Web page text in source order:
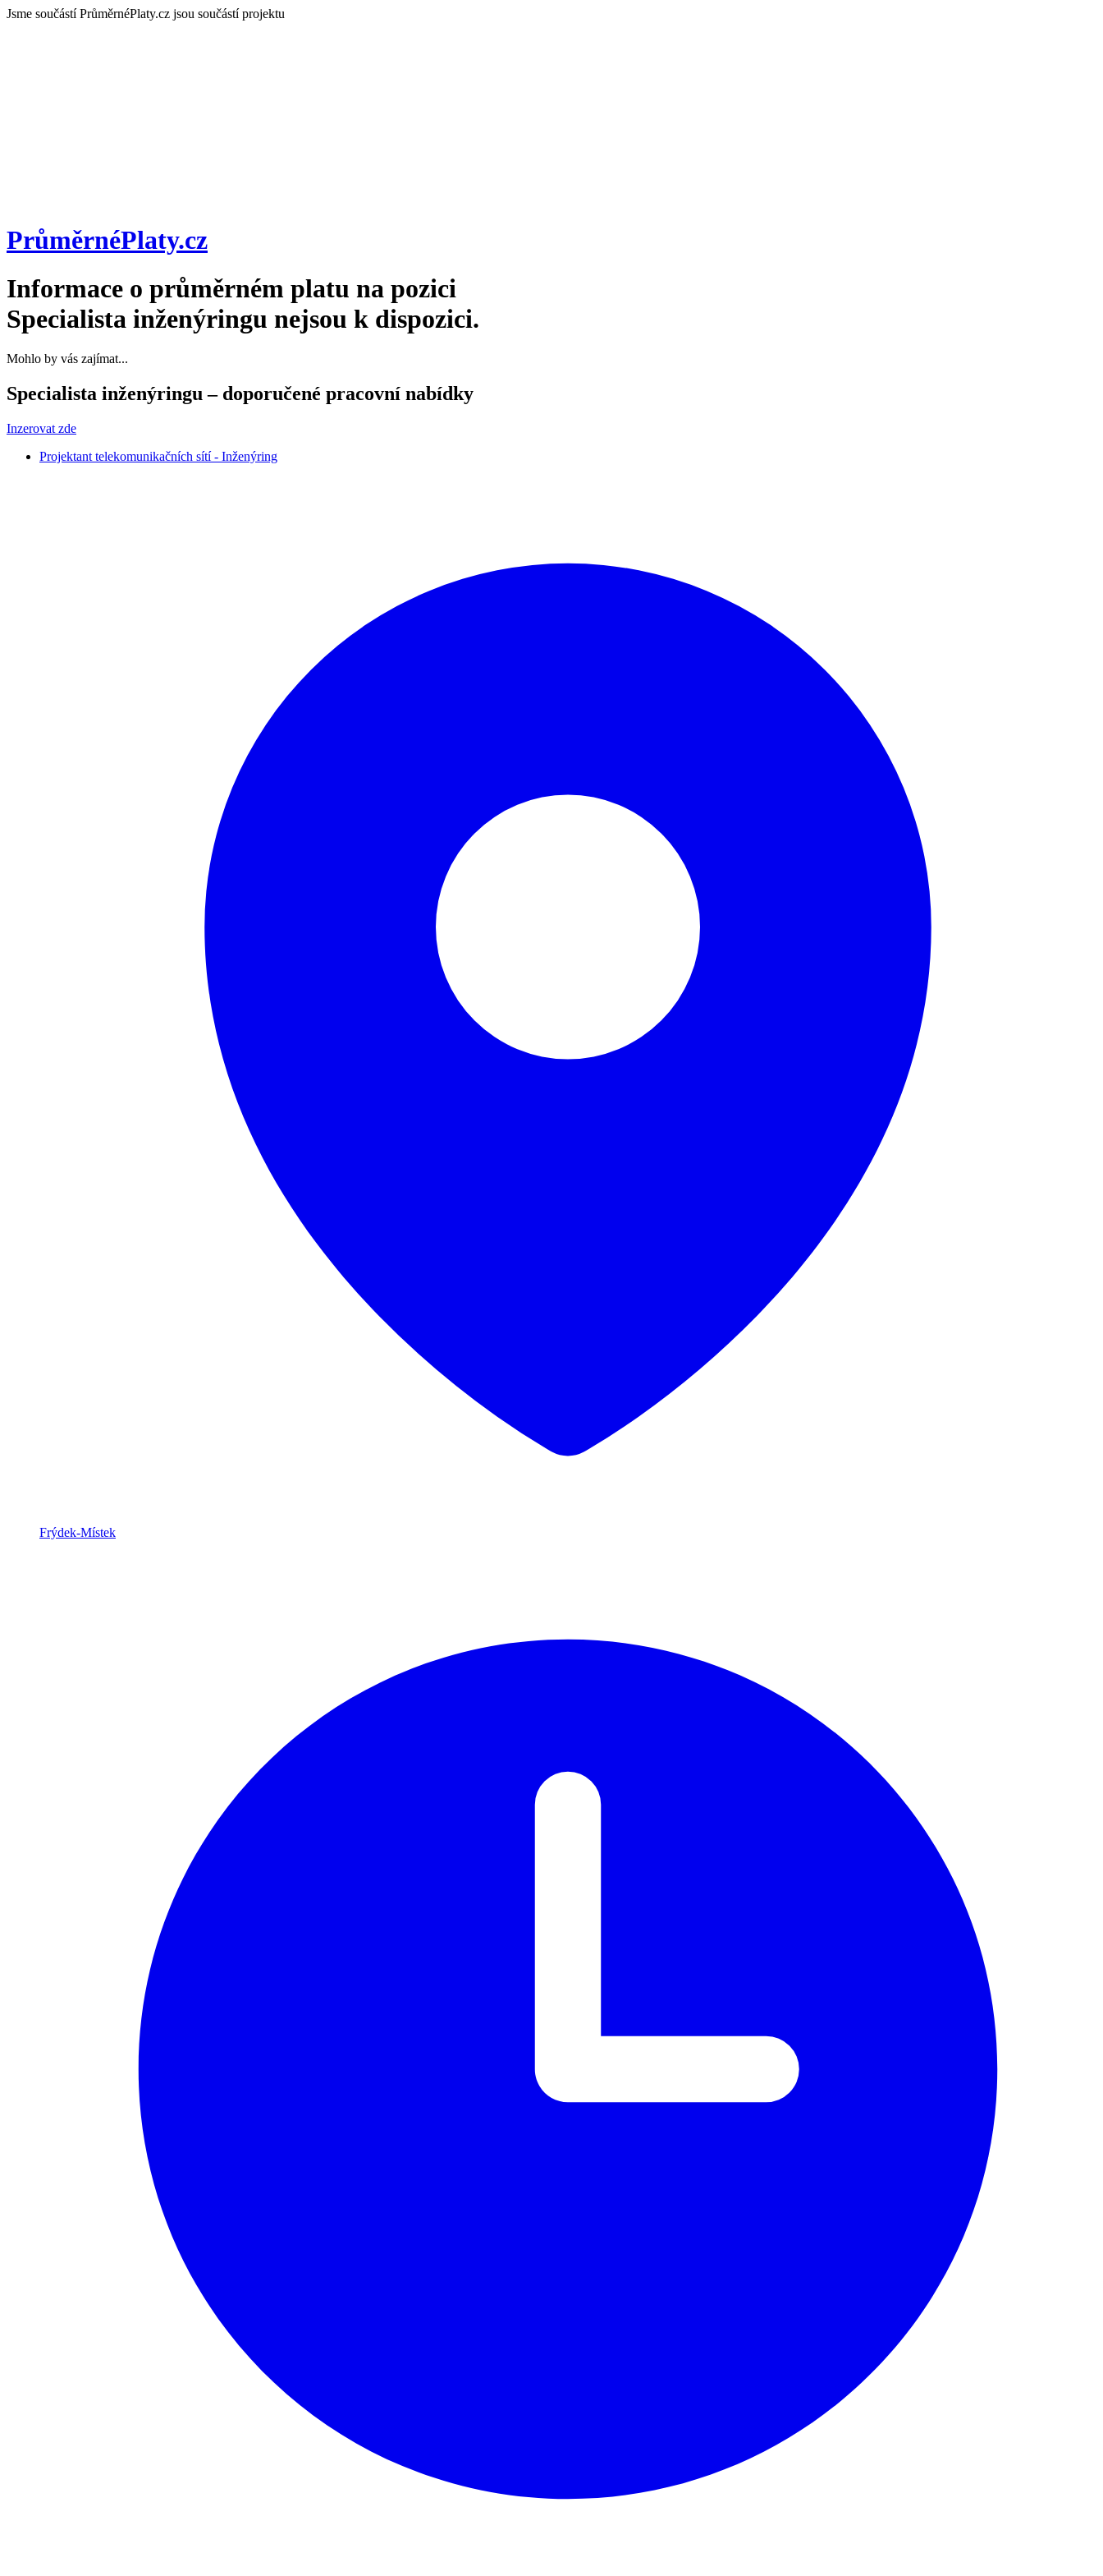
Jsme součástí PrůměrnéPlaty.cz jsou součástí projektu
PrůměrnéPlaty.cz
Informace o průměrném platu na pozici
Specialista inženýringu nejsou k dispozici.
Mohlo by vás zajímat...
Specialista inženýringu – doporučené pracovní nabídky
Inzerovat zde
Projektant telekomunikačních sítí - Inženýring
Frýdek-Místek